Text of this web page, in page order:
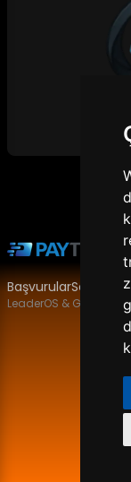
BaşvurularSözleşme
LeaderOS & Gameixa
LeaderOS